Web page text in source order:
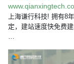
上海谦行科技! 拥有8
定，建站速度快免费
…